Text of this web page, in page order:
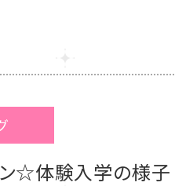
ン☆体験入学の様子